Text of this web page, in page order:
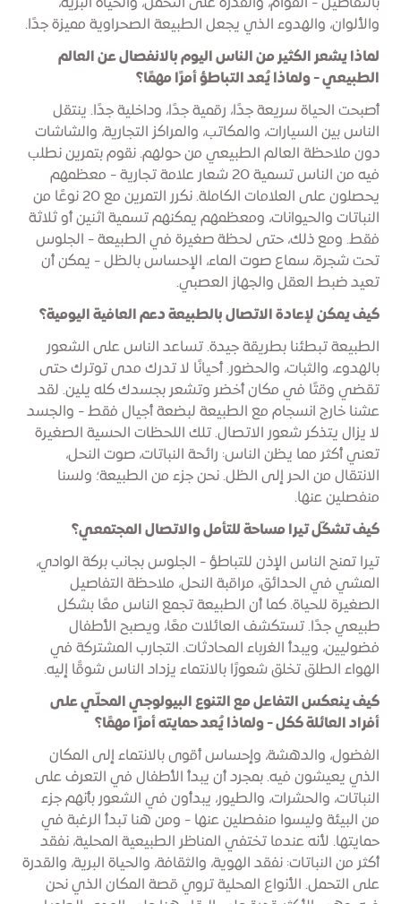
بالتفاصيل - القوام، والقدرة على التحمل، والحياة البرية،
والألوان، والهدوء الذي يجعل الطبيعة الصحراوية مميزة جدًا.
لماذا يشعر الكثير من الناس اليوم بالانفصال عن العالم
الطبيعي - ولماذا يُعد التباطؤ أمرًا مهمًا؟
أصبحت الحياة سريعة جدًا، رقمية جدًا، وداخلية جدًا. ينتقل
الناس بين السيارات، والمكاتب، والمراكز التجارية، والشاشات
دون ملاحظة العالم الطبيعي من حولهم. نقوم بتمرين نطلب
فيه من الناس تسمية 20 شعار علامة تجارية - معظمهم
يحصلون على العلامات الكاملة. نكرر التمرين مع 20 نوعًا من
النباتات والحيوانات، ومعظمهم يمكنهم تسمية اثنين أو ثلاثة
فقط. ومع ذلك، حتى لحظة صغيرة في الطبيعة - الجلوس
تحت شجرة، سماع صوت الماء، الإحساس بالظل - يمكن أن
تعيد ضبط العقل والجهاز العصبي.
كيف يمكن لإعادة الاتصال بالطبيعة دعم العافية اليومية؟
الطبيعة تبطئنا بطريقة جيدة. تساعد الناس على الشعور
بالهدوء، والثبات، والحضور. أحيانًا لا تدرك مدى توترك حتى
تقضي وقتًا في مكان أخضر وتشعر بجسدك كله يلين. لقد
عشنا خارج انسجام مع الطبيعة لبضعة أجيال فقط - والجسد
لا يزال يتذكر شعور الاتصال. تلك اللحظات الحسية الصغيرة
تعني أكثر مما يظن الناس: رائحة النباتات، صوت النحل،
الانتقال من الحر إلى الظل. نحن جزء من الطبيعة؛ ولسنا
منفصلين عنها.
كيف تشكّل تيرا مساحة للتأمل والاتصال المجتمعي؟
تيرا تمنح الناس الإذن للتباطؤ - الجلوس بجانب بركة الوادي،
المشي في الحدائق، مراقبة النحل، ملاحظة التفاصيل
الصغيرة للحياة. كما أن الطبيعة تجمع الناس معًا بشكل
طبيعي جدًا. تستكشف العائلات معًا، ويصبح الأطفال
فضوليين، ويبدأ الغرباء المحادثات. التجارب المشتركة في
الهواء الطلق تخلق شعورًا بالانتماء يزداد الناس شوقًا إليه.
كيف ينعكس التفاعل مع التنوع البيولوجي المحلّي على
أفراد العائلة ككل - ولماذا يُعد حمايته أمرًا مهمًا؟
الفضول، والدهشة، وإحساس أقوى بالانتماء إلى المكان
الذي يعيشون فيه. بمجرد أن يبدأ الأطفال في التعرف على
النباتات، والحشرات، والطيور، يبدأون في الشعور بأنهم جزء
من البيئة وليسوا منفصلين عنها - ومن هنا تبدأ الرغبة في
حمايتها. لأنه عندما تختفي المناظر الطبيعية المحلية، نفقد
أكثر من النباتات: نفقد الهوية، والثقافة، والحياة البرية، والقدرة
على التحمل. الأنواع المحلية تروي قصة المكان الذي نحن